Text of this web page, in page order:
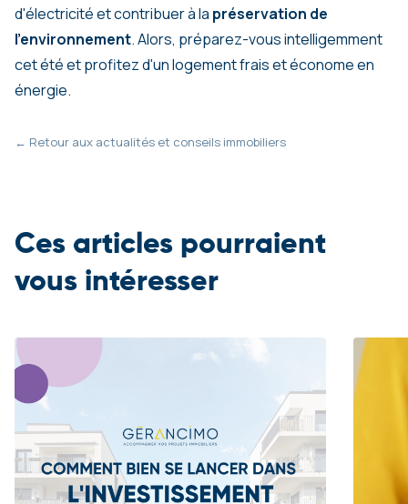
d'électricité et contribuer à la préservation de
l'environnement. Alors, préparez-vous intelligemment
cet été et profitez d'un logement frais et économe en
énergie.
← Retour aux actualités et conseils immobiliers
Ces articles pourraient
vous intéresser